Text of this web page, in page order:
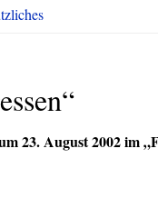
23. August 2002 im